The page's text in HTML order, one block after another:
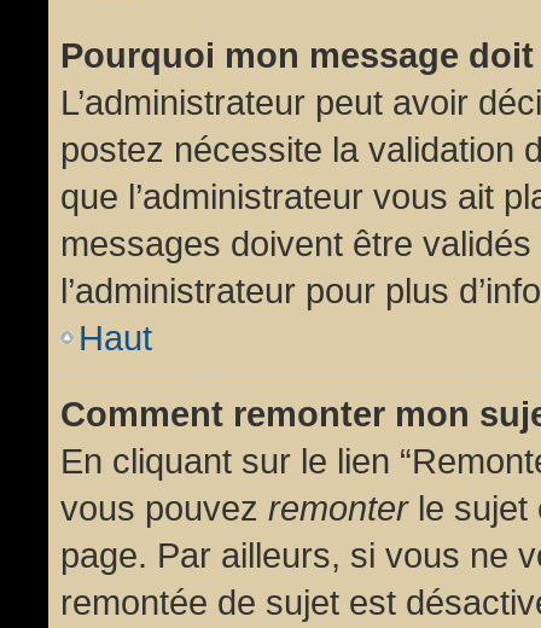
Pourquoi mon message
L’administrateur peut avoir
postez nécessite la validation
que l’administrateur vous ait
messages doivent être
l’administrateur pour plus
Haut
Comment remonter mon
En cliquant sur le lien
vous pouvez remonterle sujet
page. Par ailleurs, si vous ne
remontée de sujet est